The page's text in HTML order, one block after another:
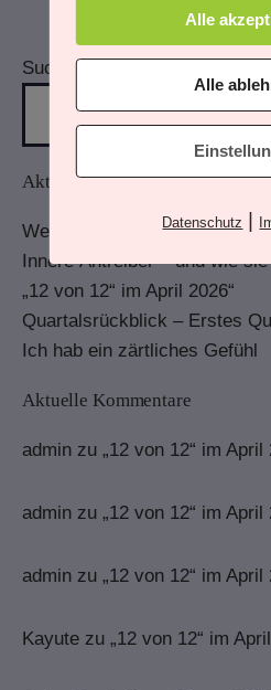
Suchen
Aktuelle Beiträge
Wenn Du mehr wahrnimmst
Innere Antreiber – und wie
„12 von 12“ im April 2026“
Quartalsrückblick – Erstes
Ich hab ein zärtliches Gefühl
Aktuelle Kommentare
admin zu „12 von 12“ im April
admin zu „12 von 12“ im April
admin zu „12 von 12“ im April
Kayute zu „12 von 12“ im
Alle
Alle
Datenschutz |